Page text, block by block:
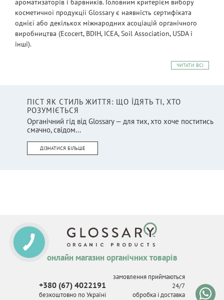
ароматизаторів і барвників. Головним критерієм вибору
косметичної продукції Glossary є наявність сертифіката
однієї або декількох міжнародних асоціацій органічного
виробництва (Ecocert, BDIH, ICEA, Soil Association, USDA і
інші).
ЧИТАТИ ВСІ
ПІСТ ЯК СТИЛЬ ЖИТТЯ: ЩО ЇДЯТЬ ТІ, ХТО
РОЗУМІЄТЬСЯ
Органічний гід від Glossary — для тих, хто хоче поститись
смачно, свідом...
ДІЗНАТИСЯ БІЛЬШЕ
онлайн магазин органічних товарів
+380 (67) 4022191
безкоштовно по Україні
замовлення приймаються
24/7
обробка і доставка